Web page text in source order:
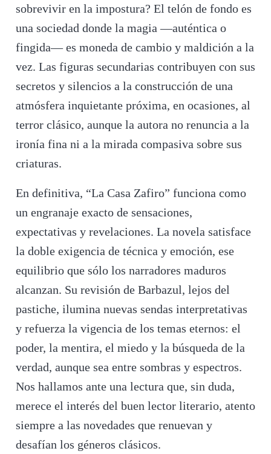
sobrevivir en la impostura? El telón de fondo es
una sociedad donde la magia —auténtica o
fingida— es moneda de cambio y maldición a la
vez. Las figuras secundarias contribuyen con sus
secretos y silencios a la construcción de una
atmósfera inquietante próxima, en ocasiones, al
terror clásico, aunque la autora no renuncia a la
ironía fina ni a la mirada compasiva sobre sus
criaturas.
En definitiva, “La Casa Zafiro” funciona como
un engranaje exacto de sensaciones,
expectativas y revelaciones. La novela satisface
la doble exigencia de técnica y emoción, ese
equilibrio que sólo los narradores maduros
alcanzan. Su revisión de Barbazul, lejos del
pastiche, ilumina nuevas sendas interpretativas
y refuerza la vigencia de los temas eternos: el
poder, la mentira, el miedo y la búsqueda de la
verdad, aunque sea entre sombras y espectros.
Nos hallamos ante una lectura que, sin duda,
merece el interés del buen lector literario, atento
siempre a las novedades que renuevan y
desafían los géneros clásicos.